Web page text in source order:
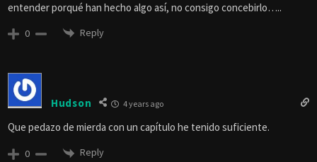
entender porqué han hecho algo así, no consigo concebirlo…..
0 Reply
Hudson 4 years ago
Que pedazo de mierda con un capítulo he tenido suficiente.
0 Reply